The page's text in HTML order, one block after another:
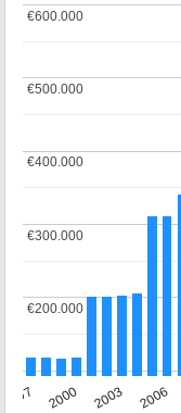
1997 2000 2003 2006
€200.000
€200.000
€300.000
€300.000
€400.000
€400.000
€500.000
€500.000
€600.000
€600.000